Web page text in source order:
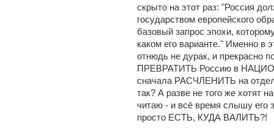
скрыто на этот раз: "Россия
государством европейского
базовый запрос эпохи,
каком его варианте." Именно в
отнюдь не дурак, и прекрасно
ПРЕВРАТИТЬ Россию в
сначала РАСЧЛЕНИТЬ на
так? А разве не того же хотят
читаю - и всё время слышу его
просто ЕСТЬ, КУДА ВАЛИТЬ?!